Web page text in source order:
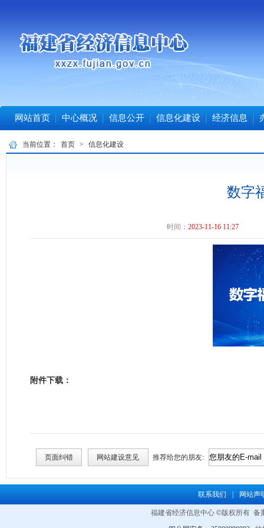
网站首页 中心概况 信息公开 信息化建设 经济信息
当前位置： 首页 > 信息化建设
数字
时间： 2023-11-16 11:27
附件下载：
页面纠错 网站建设意见 推荐给您的朋友:
联系我们 网站声
福建省经济信息中心 ©版权所有 备